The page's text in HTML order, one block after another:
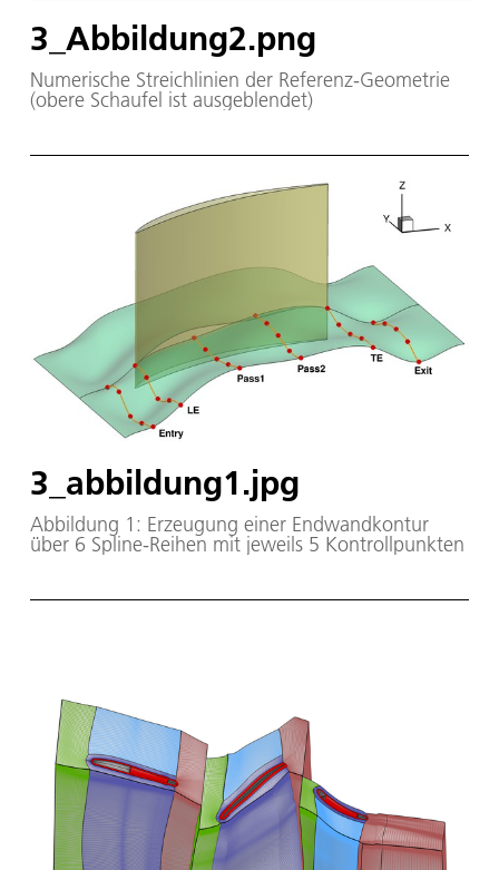
3_Abbildung2.png
Numerische Streichlinien der Referenz-Geometrie
(obere Schaufel ist ausgeblendet)
3_abbildung1.jpg
Abbildung 1: Erzeugung einer Endwandkontur
über 6 Spline-Reihen mit jeweils 5 Kontrollpunkten